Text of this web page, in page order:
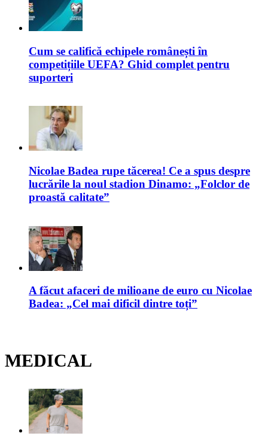
Cum se califică echipele românești în
competițiile UEFA? Ghid complet pentru
suporteri
Nicolae Badea rupe tăcerea! Ce a spus despre
lucrările la noul stadion Dinamo: „Folclor de
proastă calitate”
A făcut afaceri de milioane de euro cu Nicolae
Badea: „Cel mai dificil dintre toți”
MEDICAL